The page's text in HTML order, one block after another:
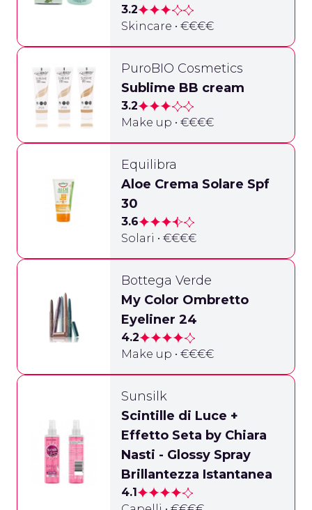
3.2
Skincare • €€€€
PuroBIO Cosmetics
Sublime BB cream
3.2
Make up • €€€€
Equilibra
Aloe Crema Solare Spf
30
3.6
Solari • €€€€
Bottega Verde
My Color Ombretto
Eyeliner 24
4.2
Make up • €€€€
Sunsilk
Scintille di Luce +
Effetto Seta by Chiara
Nasti - Glossy Spray
Brillantezza Istantanea
4.1